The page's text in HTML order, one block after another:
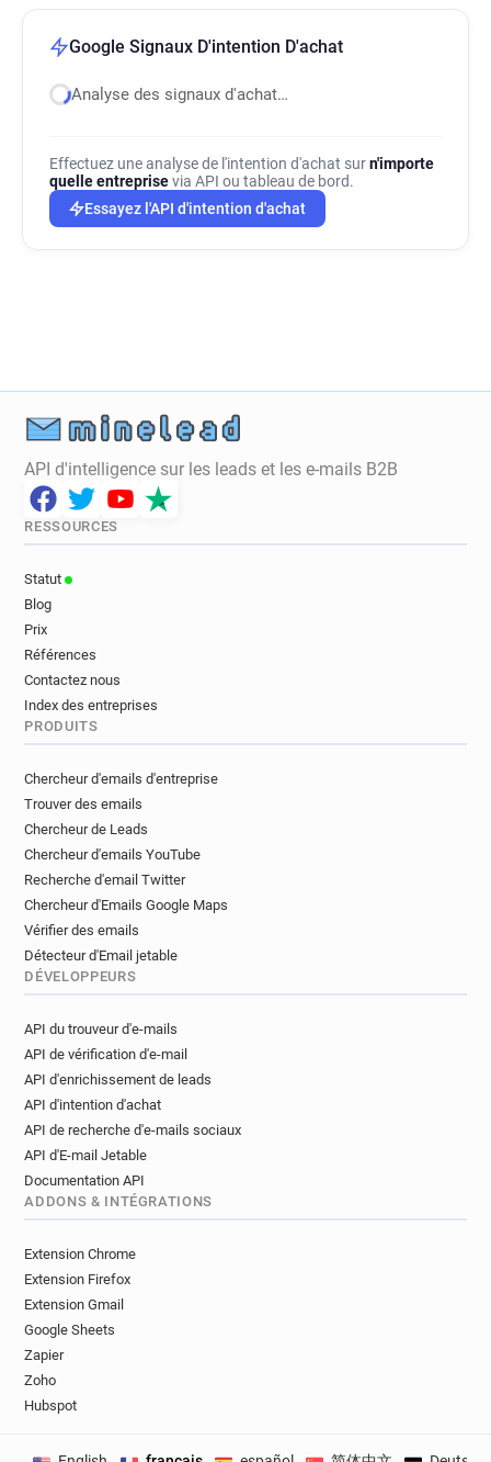
Google Signaux D'intention D'achat
Analyse des signaux d'achat…
Effectuez une analyse de l'intention d'achat surn'importe
quelle entreprisevia API ou tableau de bord.
Essayez l'API d'intention d'achat
API d'intelligence sur les leads et les e-mails B2B
RESSOURCES
Statut
Blog
Prix
Références
Contactez nous
Index des entreprises
PRODUITS
Chercheur d'emails d'entreprise
Trouver des emails
Chercheur de Leads
Chercheur d'emails YouTube
Recherche d'email Twitter
Chercheur d'Emails Google Maps
Vérifier des emails
Détecteur d'Email jetable
DÉVELOPPEURS
API du trouveur d'e-mails
API de vérification d'e-mail
API d'enrichissement de leads
API d'intention d'achat
API de recherche d'e-mails sociaux
API d'E-mail Jetable
Documentation API
ADDONS & INTÉGRATIONS
Extension Chrome
Extension Firefox
Extension Gmail
Google Sheets
Zapier
Zoho
Hubspot